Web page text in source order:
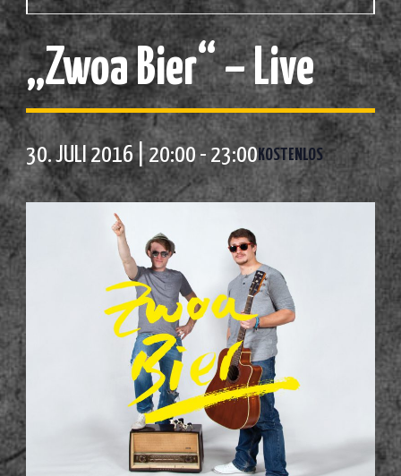
„Zwoa Bier“ – Live
30. JULI 2016 | 20:00 - 23:00 KOSTENLOS